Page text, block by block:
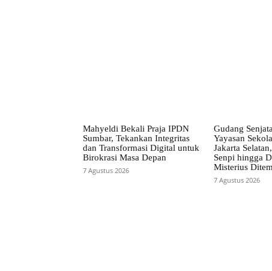
Mahyeldi Bekali Praja IPDN
Sumbar, Tekankan Integritas
dan Transformasi Digital untuk
Birokrasi Masa Depan
7 Agustus 2026
Gudang
Yayasan
Jakarta
Senpi hingga
Misterius
7 Agustus 2026